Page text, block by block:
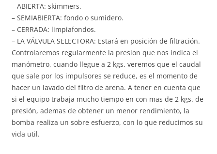
– ABIERTA: skimmers.
– SEMIABIERTA: fondo o sumidero.
– CERRADA: limpiafondos.
– LA VÁLVULA SELECTORA: Estará en posición de filtración.
Controlaremos regularmente la presion que nos indica el
manómetro, cuando llegue a 2 kgs. veremos que el caudal
que sale por los impulsores se reduce, es el momento de
hacer un lavado del filtro de arena. A tener en cuenta que
si el equipo trabaja mucho tiempo en con mas de 2 kgs. de
presión, ademas de obtener un menor rendimiento, la
bomba realiza un sobre esfuerzo, con lo que reducimos su
vida util.